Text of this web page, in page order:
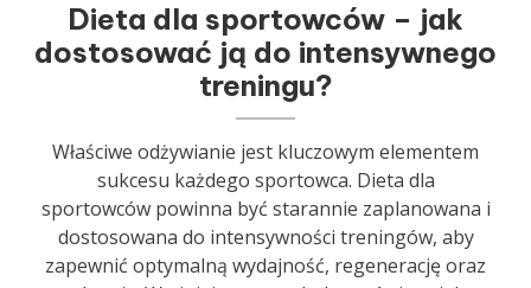
Dieta dla sportowców – jak
dostosować ją do intensywnego
treningu?
Właściwe odżywianie jest kluczowym elementem
sukcesu każdego sportowca. Dieta dla
sportowców powinna być starannie zaplanowana i
dostosowana do intensywności treningów, aby
zapewnić optymalną wydajność, regenerację oraz